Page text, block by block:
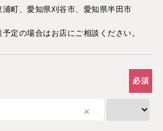
町、愛知県刈谷市、愛知県半田市
定の場合はお店にご相談ください。
必須
×